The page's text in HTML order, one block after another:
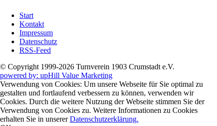
überspringen
Start
Kontakt
Impressum
Datenschutz
RSS-Feed
© Copyright 1999-2026 Turnverein 1903 Crumstadt e.V.
powered by: upHill Value Marketing
Verwendung von Cookies: Um unsere Webseite für Sie optimal zu
gestalten und fortlaufend verbessern zu können, verwenden wir
Cookies. Durch die weitere Nutzung der Webseite stimmen Sie der
Verwendung von Cookies zu. Weitere Informationen zu Cookies
erhalten Sie in unsererDatenschutzerklärung.